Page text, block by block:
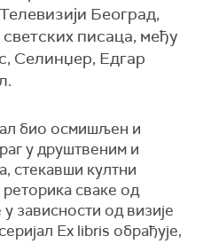
Београд,
писаца, међу
Селинџер, Едгар
био осмишљен и
у друштвеним и
стекавши култни
реторика сваке од
у зависности од визије
Ex libris обрађује,